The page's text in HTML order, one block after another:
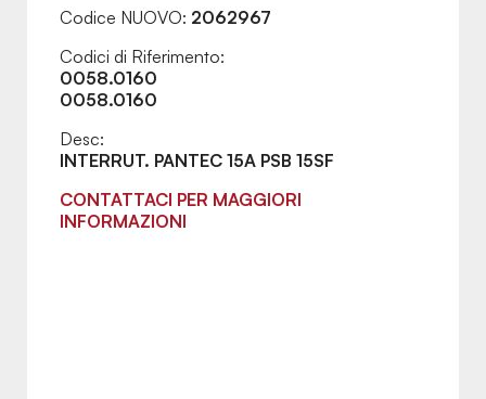
Codice NUOVO: 2062967
Codici di Riferimento:
0058.0160
0058.0160
Desc:
INTERRUT. PANTEC 15A PSB 15SF
CONTATTACI PER MAGGIORI
INFORMAZIONI